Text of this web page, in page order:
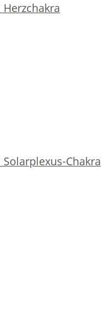
Herzchakra
Solarplexus-Chakra